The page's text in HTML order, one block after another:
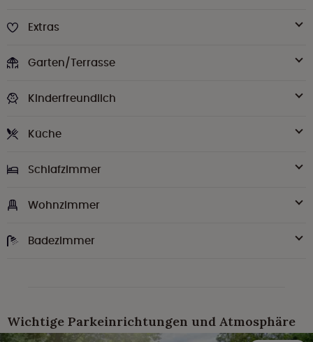
Extras
Garten/Terrasse
Kinderfreundlich
Küche
Schlafzimmer
Wohnzimmer
Badezimmer
Wichtige Parkeinrichtungen und Atmosphäre